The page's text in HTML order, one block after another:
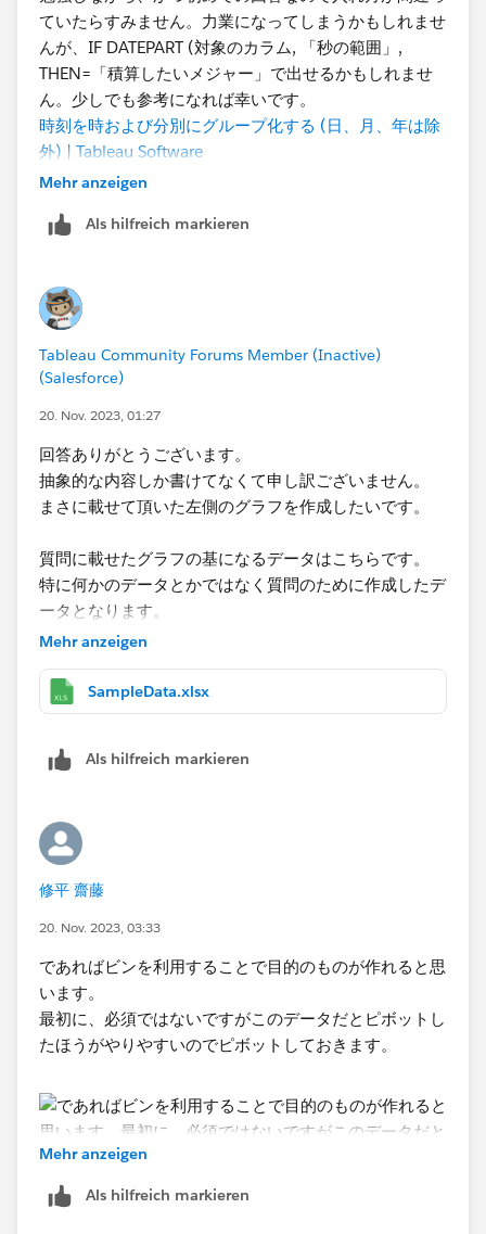
ていたらすみません。力業になってしまうかもしれませ
んが、IF DATEPART (対象のカラム, 「秒の範囲」,
THEN=「積算したいメジャー」で出せるかもしれませ
ん。少しでも参考になれば幸いです。
時刻を時および分別にグループ化する (日、月、年は除
外) | Tableau Software
Mehr anzeigen
Als hilfreich markieren
Tableau Community Forums Member (Inactive)
(Salesforce)
20. Nov. 2023, 01:27
回答ありがとうございます。
​抽象的な内容しか書けてなくて申し訳ございません。
まさに載せて頂いた左側のグラフを作成したいです。
質問に載せたグラフの基になるデータはこちらです。
特に何かのデータとかではなく質問のために作成したデ
ータとなります。​
Mehr anzeigen
SampleData.xlsx
Als hilfreich markieren
修平 齋藤
20. Nov. 2023, 03:33
であればビンを利用することで目的のものが作れると思
います。
最初に、必須ではないですがこのデータだとピボットし
たほうがやりやすいのでピボットしておきます。
Mehr anzeigen
Als hilfreich markieren